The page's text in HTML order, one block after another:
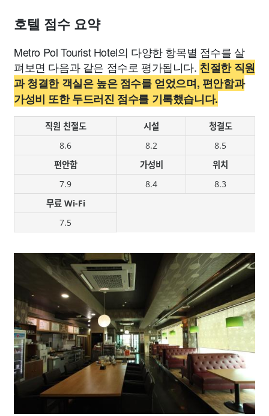
호텔 점수 요약
Metro Pol Tourist Hotel의 다양한 항목별 점수를 살
펴보면 다음과 같은 점수로 평가됩니다. 친절한 직원
과 청결한 객실은 높은 점수를 얻었으며, 편안함과
가성비 또한 두드러진 점수를 기록했습니다.
직원 친절도 시설
청결도
8.6
8.2
8.5
편안함
가성비
위치
7.9
8.4
8.3
무료 Wi-Fi
7.5